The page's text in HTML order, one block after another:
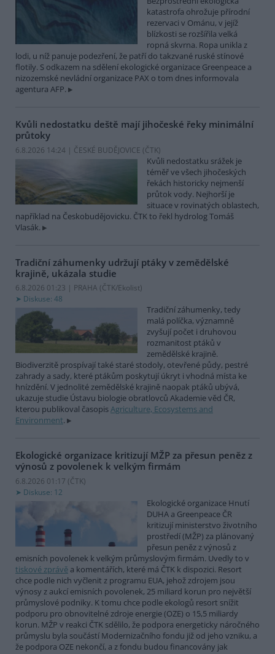
katastrofa ohrožuje přírodní
rezervaci v Ománu, v jejíž
blízkosti se rozšířila velká
ropná skvrna. Ropa unikla z
lodi, u níž panuje podezření, že patří do takzvané ruské stínové
flotily. S odkazem na sdělení ekologické organizace Greenpeace a
nizozemské nevládní organizace PAX o tom dnes informovala
agentura AFP.
Kvůli nedostatku deště mají jihočeské řeky minimální
průtoky
6.8.2026 14:24 | ČESKÉ BUDĚJOVICE (ČTK)
Kvůli nedostatku srážek je
téměř ve všech jihočeských
řekách historicky nejmenší
průtok vody. Nejhorší je
situace v rovinatých oblastech,
například na Českobudějovicku. ČTK to řekl hydrolog Tomáš
Vlasák.
Tradiční záhumenky udržují ptáky v zemědělské
krajině, ukázala studie
6.8.2026 01:23 | PRAHA (ČTK/Ekolist)
Diskuse: 48
Tradiční záhumenky, tedy
malá políčka, významně
zvyšují počet i druhovou
rozmanitost ptáků v
zemědělské krajině.
Biodiverzitě prospívají také staré stodoly, otevřené půdy, pestré
zahrady a sady, které ptákům poskytují úkryt i vhodná místa ke
hnízdění. V jednolité zemědělské krajině naopak ptáků ubývá,
ukazuje studie Ústavu biologie obratlovců Akademie věd ČR,
kterou publikoval časopisAgriculture, Ecosystems and
Environment.
Ekologické organizace kritizují MŽP za přesun peněz z
výnosů z povolenek k velkým firmám
6.8.2026 01:17 (ČTK)
Diskuse: 12
Ekologické organizace Hnutí
DUHA a Greenpeace ČR
kritizují ministerstvo životního
prostředí (MŽP) za plánovaný
přesun peněz z výnosů z
emisních povolenek k velkým průmyslovým firmám. Uvedly to v
tiskové zprávě a komentářích, které má ČTK k dispozici. Resort
chce podle nich vyčlenit z programu EUA, jehož zdrojem jsou
výnosy z aukcí emisních povolenek, 25 miliard korun pro největší
průmyslové podniky. K tomu chce podle ekologů resort snížit
podporu pro obnovitelné zdroje energie (OZE) o 15,5 miliardy
korun. MŽP v reakci ČTK sdělilo, že podpora energeticky náročného
průmyslu byla součástí Modernizačního fondu již od jeho vzniku, a
že podpora OZE nekončí, a z fondu budou financovány jak